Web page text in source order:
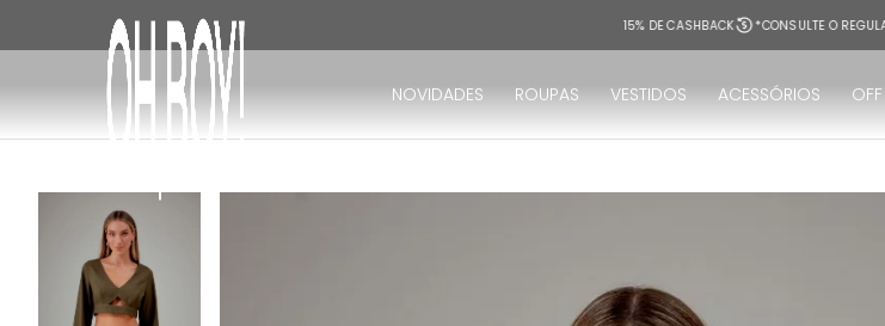
*CONSULTE O REGULAMENTO DO SITE
NOVIDADES ROUPAS VESTIDOS ACESSÓRIOS OFF
TERMOS MAIS BUSCADOS
vestido
vestido longo
3º
blusa
calça
vestido midi
vestido curto
tricot